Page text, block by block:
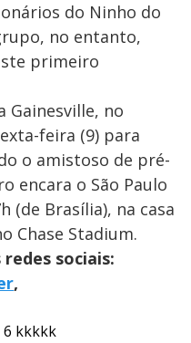
do Ninho do
no entanto,
primeiro
Gainesville, no
feira (9) para
o amistoso de pré-
encara o São Paulo
(de Brasília), na casa
Chase Stadium.
sociais:
,
6 kkkkk